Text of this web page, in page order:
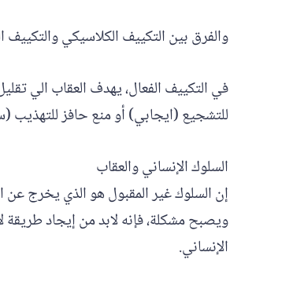
والفرق بين التكييف الكلاسيكي
في التكييف الفعال، يهدف العقاب الي
للتشجيع (ايجابي) أو منع حافز للتهذيب
السلوك الإنساني والعقاب
إن السلوك غير المقبول هو الذي يخرج عن
ويصبح مشكلة، فإنه لابد من إيجاد طريقة
الإنساني.